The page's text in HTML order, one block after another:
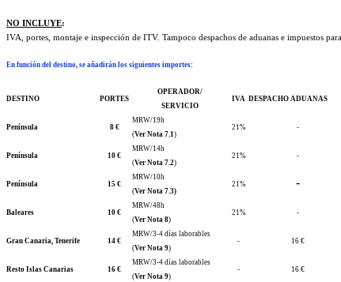
NO INCLUYE:
IVA, portes, montaje e inspección de ITV. Tampoco despachos de aduanas e impuestos
En función del destino, se añadirán los siguientes importes:
DESTINO PORTES
OPERADOR/
SERVICIO
IVA DESPACHO ADUANAS
Península 8 €
MRW/19h
(Ver Nota 7.1 )
21% -
Península 10 €
MRW/14h
(Ver Nota 7.2)
21% -
Península 15 €
MRW/10h
(Ver Nota 7.3)
21% -
Baleares 10 €
MRW/48h
(Ver Nota 8)
21% -
Gran Canaria, Tenerife 14 €
MRW/3-4 días laborables
(Ver Nota 9)
- 16 €
Resto Islas Canarias 16 €
MRW/3-4 días laborables
(Ver Nota 9)
- 16 €